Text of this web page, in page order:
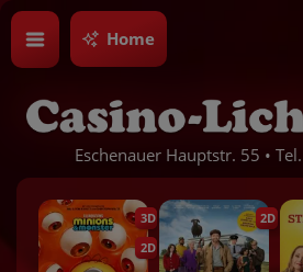
Home
Eschenauer Hauptstr. 55 •
3D
2D
2D